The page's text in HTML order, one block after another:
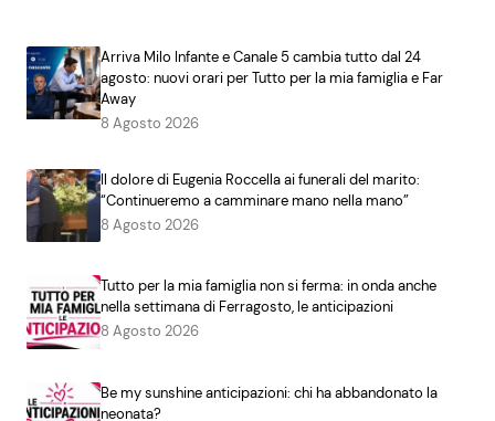
Arriva Milo Infante e Canale 5 cambia tutto dal 24
agosto: nuovi orari per Tutto per la mia famiglia e Far
Away
8 Agosto 2026
Il dolore di Eugenia Roccella ai funerali del marito:
“Continueremo a camminare mano nella mano”
8 Agosto 2026
Tutto per la mia famiglia non si ferma: in onda anche
nella settimana di Ferragosto, le anticipazioni
8 Agosto 2026
Be my sunshine anticipazioni: chi ha abbandonato la
neonata?